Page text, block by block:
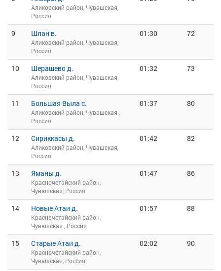
Аликовский район, Чувашская,
Россия
9 Шлан в.
Аликовский район, Чувашская,
Россия
01:30 72
10 Шерашево д.
Аликовский район, Чувашская,
Россия
01:32 73
11 Большая Выла с.
Аликовский район, Чувашская ,
Россия
01:37 80
12 Сириккасы д.
Аликовский район, Чувашская,
Россия
01:42 82
13 Яманы д.
Красночетайский район,
Чувашская, Россия
01:47 86
14 Новые Атаи д.
Красночетайский район,
Чувашская , Россия
01:57 88
15 Старые Атаи д.
Красночетайский район,
Чувашская, Россия
02:02 90